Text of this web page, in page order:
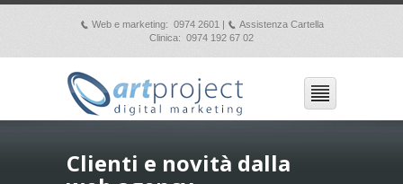
p Web e marketing: 0974 2601 | p
Assistenza Cartella
Clinica: 0974 192 67 02
Clienti e novità dalla